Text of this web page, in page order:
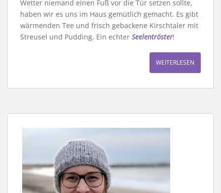
Wetter niemand einen Fuß vor die Tür setzen sollte,
haben wir es uns im Haus gemütlich gemacht. Es gibt
wärmenden Tee und frisch gebackene Kirschtaler mit
Streusel und Pudding. Ein echter Seelentröster!
WEITERLESEN